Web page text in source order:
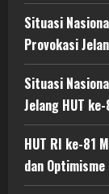
Situasi
Provokasi
Situasi
Jelang HUT
HUT RI ke-81
dan Optimisme